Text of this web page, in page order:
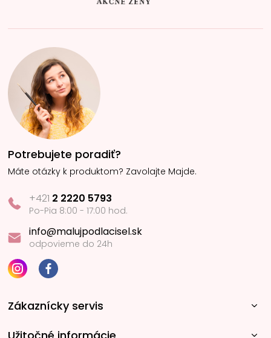
Potrebujete poradiť?
Máte otázky k produktom? Zavolajte Majde.
+421 2 2220 5793
Po-Pia 8:00 - 17:00 hod.
info@malujpodlacisel.sk
odpovieme do 24h
Zákaznícky servis